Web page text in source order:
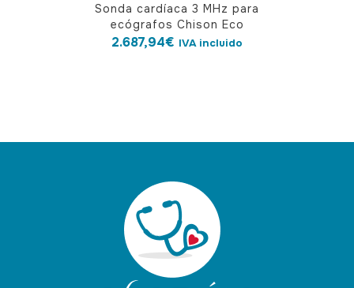
Sonda cardíaca 3 MHz para
ecógrafos Chison Eco
2.687,94€ IVA incluido